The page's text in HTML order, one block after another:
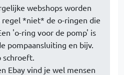
webshops worden
regel *niet* de o-ringen die
'o-ring voor de pomp' is
pompaansluiting en bijv.
schroeft.
Ebay vind je wel mensen